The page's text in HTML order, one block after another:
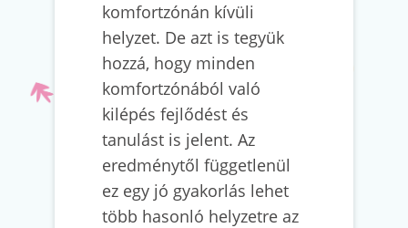
komfortzónán kívüli
helyzet. De azt is tegyük
hozzá, hogy minden
komfortzónából való
kilépés fejlődést és
tanulást is jelent. Az
eredménytől függetlenül
ez egy jó gyakorlás lehet
több hasonló helyzetre az